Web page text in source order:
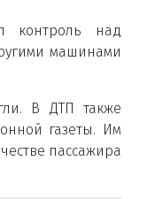
контроль над
машинами
В ДТП также
газеты. Им
пассажира